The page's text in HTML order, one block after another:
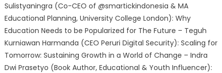
Sulistyaningra (Co-CEO of @smartickindonesia & MA
Educational Planning, University College London): Why
Education Needs to be Popularized for The Future – Teguh
Kurniawan Harmanda (CEO Peruri Digital Security): Scaling for
Tomorrow: Sustaining Growth in a World of Change – Indra
Dwi Prasetyo (Book Author, Educational & Youth Influencer):